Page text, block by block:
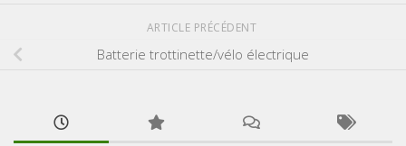
ARTICLE PRÉCÉDENT
Batterie trottinette/vélo électrique